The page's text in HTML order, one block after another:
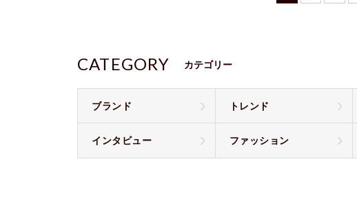
CATEGORY カテゴリー
ブランド トレンド
インタビュー ファッション